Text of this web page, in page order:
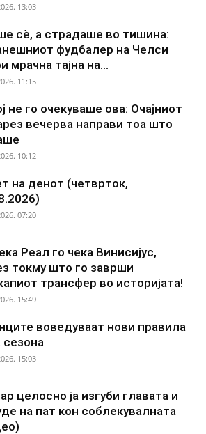
13:03
сè, а страдаше во тишина:
фудбалер на Челси
мрачна тајна на...
11:15
не го очекуваше ова: Очајниот
вечерва направи тоа што
10:12
на денот (четврток,
07:20
Реал го чека Винисијус,
токму што го заврши
трансфер во историјата!
15:49
воведуваат нови правила
сезона
15:03
целосно ја изгуби главата и
на пат кон соблекувалната